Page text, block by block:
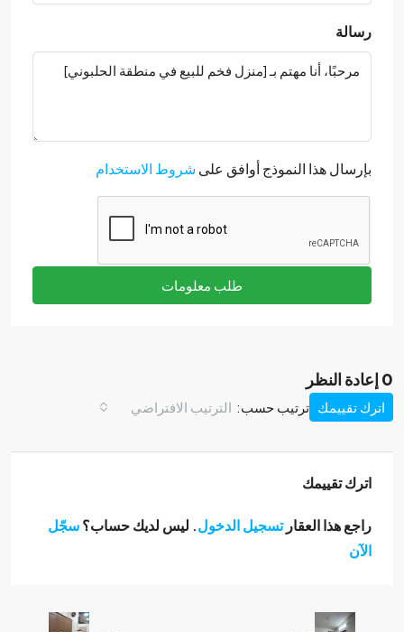
رسالة
بإرسال هذا النموذج أوافق على شروط الاستخدام
طلب معلومات
0 إعادة النظر
ترتيب حسب: الترتيب الافتراضي اترك تقييمك
اترك تقييمك
راجع هذا العقارتسجيل الدخول. ليس لديك حساب؟سجّل
الآن